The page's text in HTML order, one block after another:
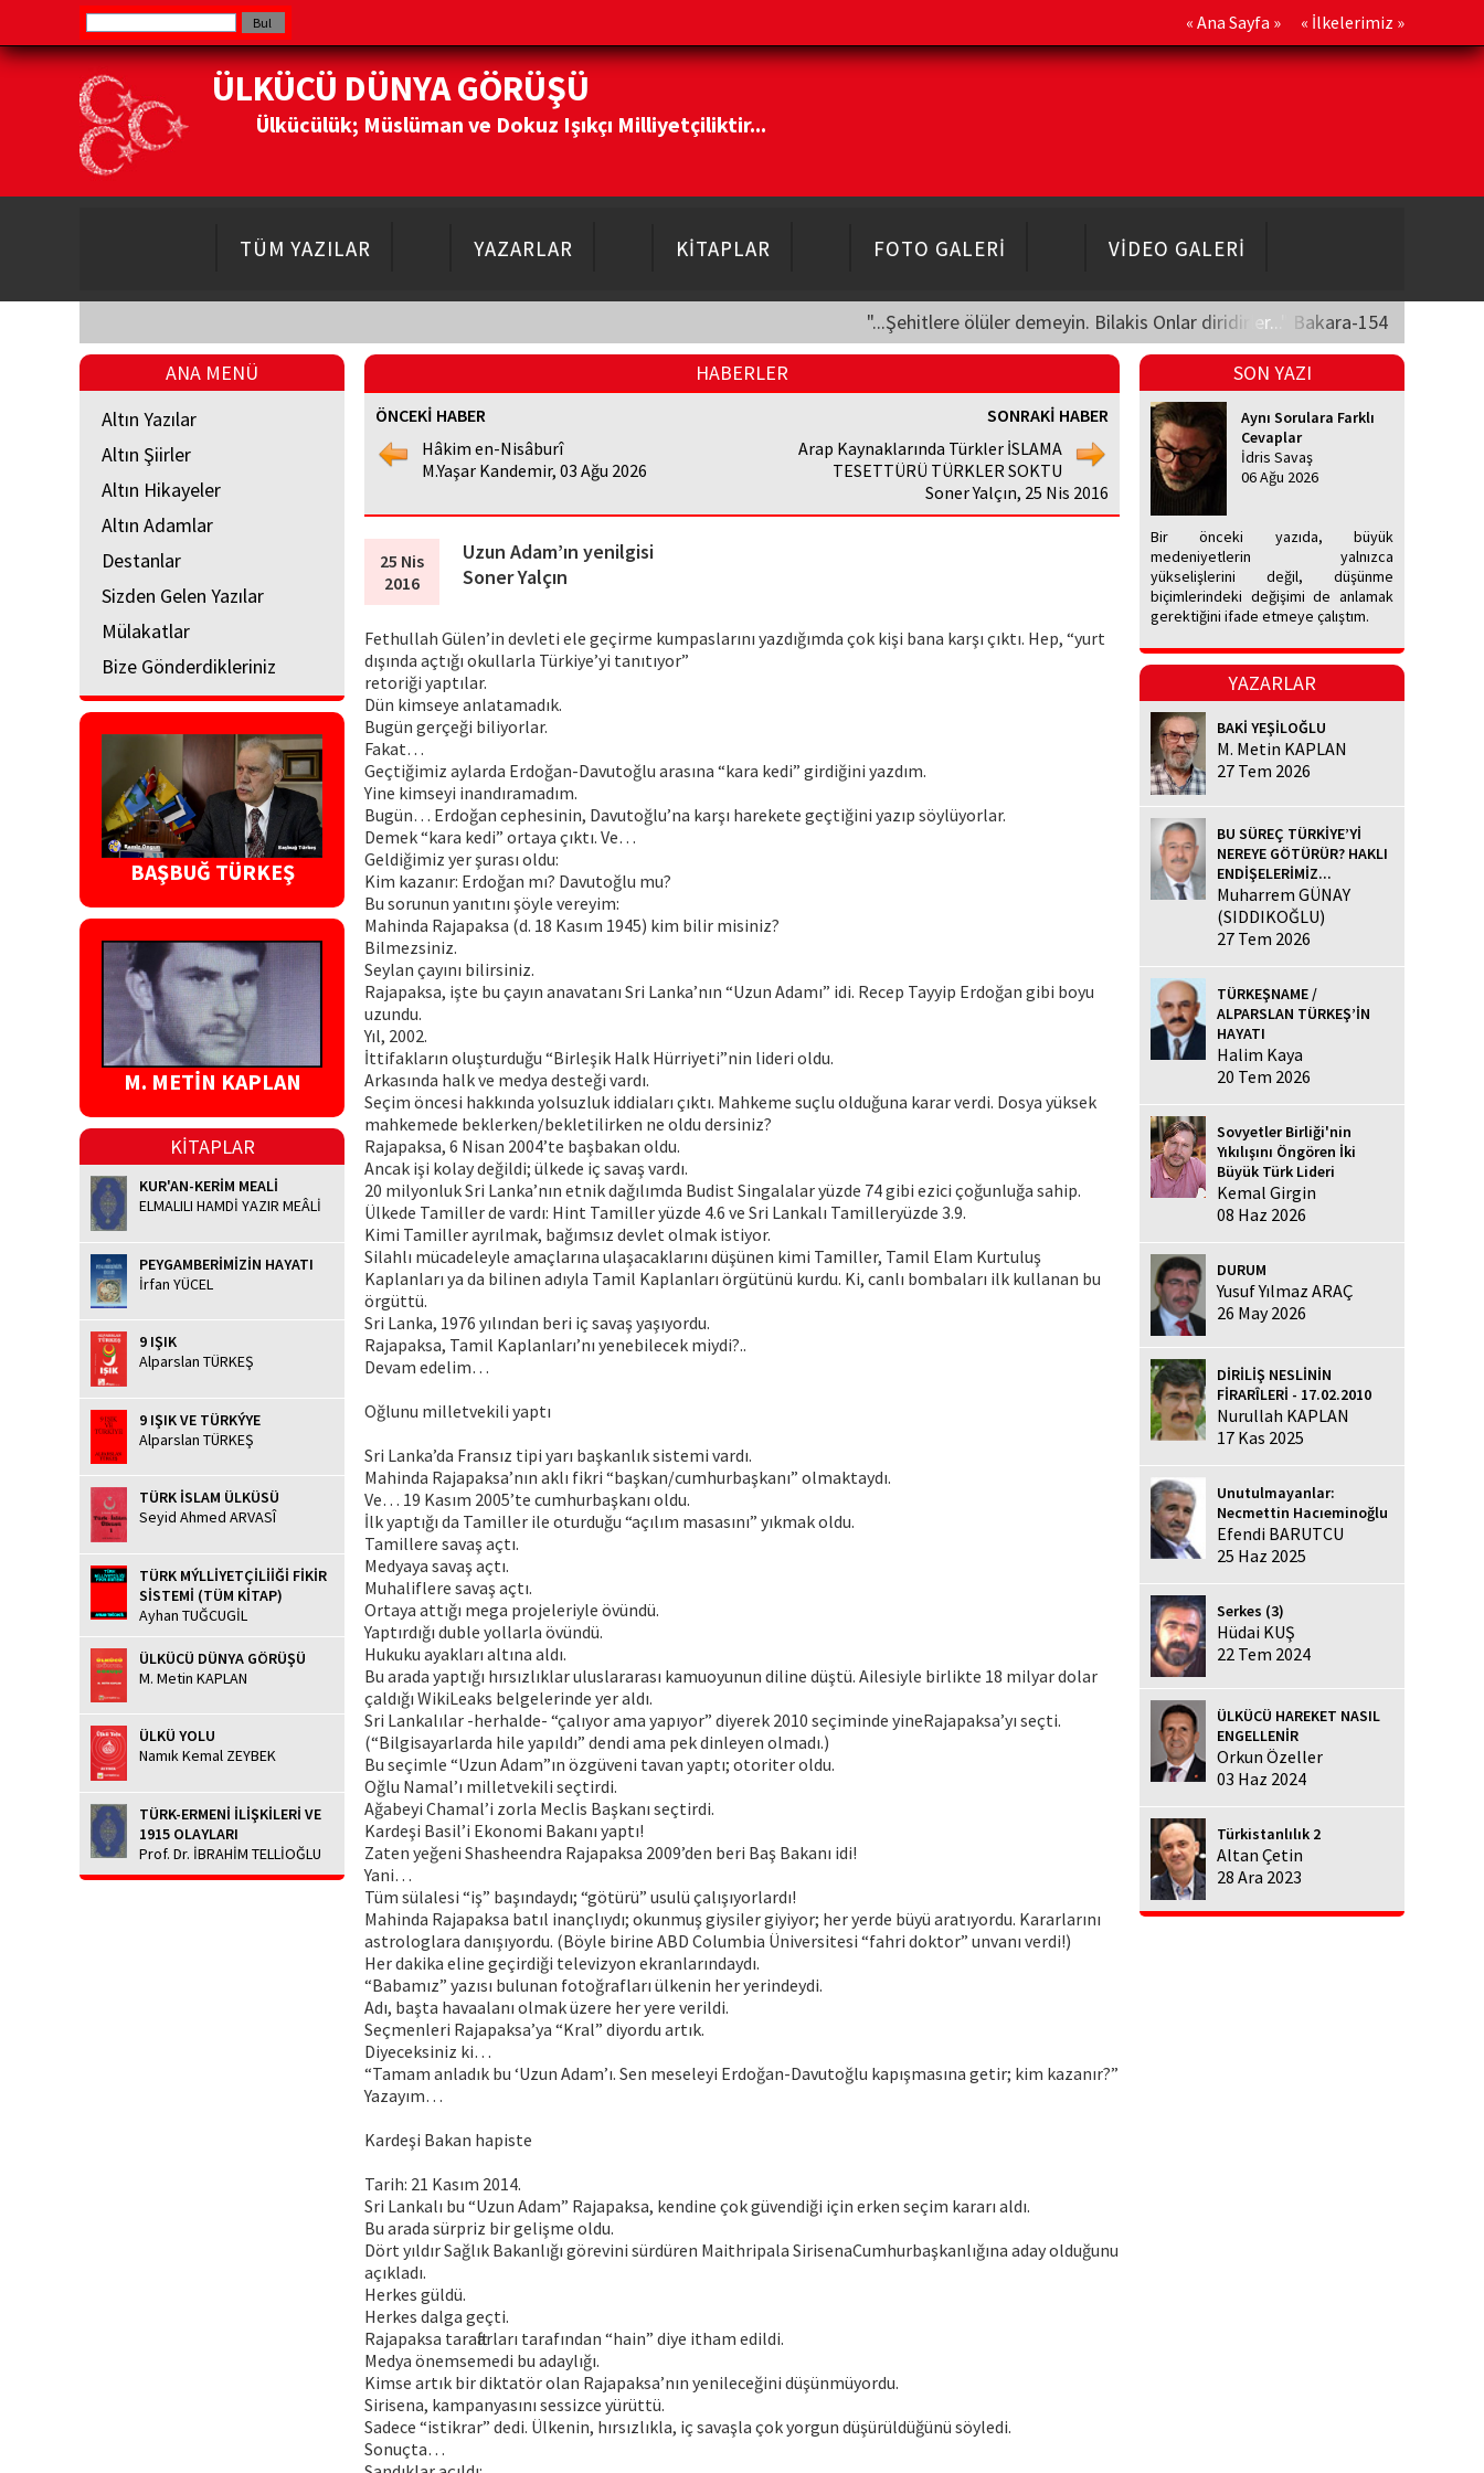
« Ana Sayfa » « İlkelerimiz »
ÜLKÜCÜ DÜNYA GÖRÜŞÜ
Ülkücülük; Müslüman ve Dokuz Işıkçı Milliyetçiliktir...
TÜM YAZILAR YAZARLAR KİTAPLAR FOTO GALERİ VİDEO GALERİ
"...Şehitlere ölüler demeyin. Bilakis Onlar diridirler..." Bakara-154
ANA MENÜ
Altın Yazılar
Altın Şiirler
Altın Hikayeler
Altın Adamlar
Destanlar
Sizden Gelen Yazılar
Mülakatlar
Bize Gönderdikleriniz
BAŞBUĞ TÜRKEŞ
M. METİN KAPLAN
KİTAPLAR
KUR'AN-KERİM MEALİ
ELMALILI HAMDİ YAZIR MEÂLİ
PEYGAMBERİMİZİN HAYATI
İrfan YÜCEL
9 IŞIK
Alparslan TÜRKEŞ
9 IŞIK VE TÜRKÝYE
Alparslan TÜRKEŞ
TÜRK İSLAM ÜLKÜSÜ
Seyid Ahmed ARVASÎ
TÜRK MÝLLİYETÇİLİİĞİ FİKİR
SİSTEMİ (TÜM KİTAP)
Ayhan TUĞCUGİL
ÜLKÜCÜ DÜNYA GÖRÜŞÜ
M. Metin KAPLAN
ÜLKÜ YOLU
Namık Kemal ZEYBEK
TÜRK-ERMENİ İLİŞKİLERİ VE
1915 OLAYLARI
Prof. Dr. İBRAHİM TELLİOĞLU
HABERLER
ÖNCEKİ HABER
Hâkim en-Nisâburî
M.Yaşar Kandemir, 03 Ağu 2026
SONRAKİ HABER
Arap Kaynaklarında Türkler İSLAMA
TESETTÜRÜ TÜRKLER SOKTU
Soner Yalçın, 25 Nis 2016
25 Nis
2016
Uzun Adam’ın yenilgisi
Soner Yalçın
Fethullah Gülen’in devleti ele geçirme kumpaslarını yazdığımda çok kişi bana karşı çıktı. Hep, “yurt
dışında açtığı okullarla Türkiye’yi tanıtıyor”
retoriği yaptılar.
Dün kimseye anlatamadık.
Bugün gerçeği biliyorlar.
Fakat…
Geçtiğimiz aylarda Erdoğan-Davutoğlu arasına “kara kedi” girdiğini yazdım.
Yine kimseyi inandıramadım.
Bugün… Erdoğan cephesinin, Davutoğlu’na karşı harekete geçtiğini yazıp söylüyorlar.
Demek “kara kedi” ortaya çıktı. Ve…
Geldiğimiz yer şurası oldu:
Kim kazanır: Erdoğan mı? Davutoğlu mu?
Bu sorunun yanıtını şöyle vereyim:
Mahinda Rajapaksa (d. 18 Kasım 1945) kim bilir misiniz?
Bilmezsiniz.
Seylan çayını bilirsiniz.
Rajapaksa, işte bu çayın anavatanı Sri Lanka’nın “Uzun Adamı” idi. Recep Tayyip Erdoğan gibi boyu
uzundu.
Yıl, 2002.
İttifakların oluşturduğu “Birleşik Halk Hürriyeti”nin lideri oldu.
Arkasında halk ve medya desteği vardı.
Seçim öncesi hakkında yolsuzluk iddiaları çıktı. Mahkeme suçlu olduğuna karar verdi. Dosya yüksek
mahkemede beklerken/bekletilirken ne oldu dersiniz?
Rajapaksa, 6 Nisan 2004’te başbakan oldu.
Ancak işi kolay değildi; ülkede iç savaş vardı.
20 milyonluk Sri Lanka’nın etnik dağılımda Budist Singalalar yüzde 74 gibi ezici çoğunluğa sahip.
Ülkede Tamiller de vardı: Hint Tamiller yüzde 4.6 ve Sri Lankalı Tamilleryüzde 3.9.
Kimi Tamiller ayrılmak, bağımsız devlet olmak istiyor.
Silahlı mücadeleyle amaçlarına ulaşacaklarını düşünen kimi Tamiller, Tamil Elam Kurtuluş
Kaplanları ya da bilinen adıyla Tamil Kaplanları örgütünü kurdu. Ki, canlı bombaları ilk kullanan bu
örgüttü.
Sri Lanka, 1976 yılından beri iç savaş yaşıyordu.
Rajapaksa, Tamil Kaplanları’nı yenebilecek miydi?..
Devam edelim…
Oğlunu milletvekili yaptı
Sri Lanka’da Fransız tipi yarı başkanlık sistemi vardı.
Mahinda Rajapaksa’nın aklı fikri “başkan/cumhurbaşkanı” olmaktaydı.
Ve… 19 Kasım 2005’te cumhurbaşkanı oldu.
İlk yaptığı da Tamiller ile oturduğu “açılım masasını” yıkmak oldu.
Tamillere savaş açtı.
Medyaya savaş açtı.
Muhaliflere savaş açtı.
Ortaya attığı mega projeleriyle övündü.
Yaptırdığı duble yollarla övündü.
Hukuku ayakları altına aldı.
Bu arada yaptığı hırsızlıklar uluslararası kamuoyunun diline düştü. Ailesiyle birlikte 18 milyar dolar
çaldığı WikiLeaks belgelerinde yer aldı.
Sri Lankalılar -herhalde- “çalıyor ama yapıyor” diyerek 2010 seçiminde yineRajapaksa’yı seçti.
(“Bilgisayarlarda hile yapıldı” dendi ama pek dinleyen olmadı.)
Bu seçimle “Uzun Adam”ın özgüveni tavan yaptı; otoriter oldu.
Oğlu Namal’ı milletvekili seçtirdi.
Ağabeyi Chamal’i zorla Meclis Başkanı seçtirdi.
Kardeşi Basil’i Ekonomi Bakanı yaptı!
Zaten yeğeni Shasheendra Rajapaksa 2009’den beri Baş Bakanı idi!
Yani…
Tüm sülalesi “iş” başındaydı; “götürü” usulü çalışıyorlardı!
Mahinda Rajapaksa batıl inançlıydı; okunmuş giysiler giyiyor; her yerde büyü aratıyordu. Kararlarını
astrologlara danışıyordu. (Böyle birine ABD Columbia Üniversitesi “fahri doktor” unvanı verdi!)
Her dakika eline geçirdiği televizyon ekranlarındaydı.
“Babamız” yazısı bulunan fotoğrafları ülkenin her yerindeydi.
Adı, başta havaalanı olmak üzere her yere verildi.
Seçmenleri Rajapaksa’ya “Kral” diyordu artık.
Diyeceksiniz ki…
“Tamam anladık bu ‘Uzun Adam’ı. Sen meseleyi Erdoğan-Davutoğlu kapışmasına getir; kim kazanır?”
Yazayım…
Kardeşi Bakan hapiste
Tarih: 21 Kasım 2014.
Sri Lankalı bu “Uzun Adam” Rajapaksa, kendine çok güvendiği için erken seçim kararı aldı.
Bu arada sürpriz bir gelişme oldu.
Dört yıldır Sağlık Bakanlığı görevini sürdüren Maithripala SirisenaCumhurbaşkanlığına aday olduğunu
açıkladı.
Herkes güldü.
Herkes dalga geçti.
Rajapaksa taraftarları tarafından “hain” diye itham edildi.
Medya önemsemedi bu adaylığı.
Kimse artık bir diktatör olan Rajapaksa’nın yenileceğini düşünmüyordu.
Sirisena, kampanyasını sessizce yürüttü.
Sadece “istikrar” dedi. Ülkenin, hırsızlıkla, iç savaşla çok yorgun düşürüldüğünü söyledi.
Sonuçta…
SON YAZI
Aynı Sorulara Farklı
Cevaplar
İdris Savaş
06 Ağu 2026
Bir önceki yazıda, büyük
medeniyetlerin yalnızca
yükselişlerini değil, düşünme
biçimlerindeki değişimi de anlamak
gerektiğini ifade etmeye çalıştım.
YAZARLAR
BAKİ YEŞİLOĞLU
M. Metin KAPLAN
27 Tem 2026
BU SÜREÇ TÜRKİYE’Yİ
NEREYE GÖTÜRÜR? HAKLI
ENDİŞELERİMİZ...
Muharrem GÜNAY
(SIDDIKOĞLU)
27 Tem 2026
TÜRKEŞNAME /
ALPARSLAN TÜRKEŞ’İN
HAYATI
Halim Kaya
20 Tem 2026
Sovyetler Birliği'nin
Yıkılışını Öngören İki
Büyük Türk Lideri
Kemal Girgin
08 Haz 2026
DURUM
Yusuf Yılmaz ARAÇ
26 May 2026
DİRİLİŞ NESLİNİN
FİRARÎLERİ - 17.02.2010
Nurullah KAPLAN
17 Kas 2025
Unutulmayanlar:
Necmettin Hacıeminoğlu
Efendi BARUTCU
25 Haz 2025
Serkes (3)
Hüdai KUŞ
22 Tem 2024
ÜLKÜCÜ HAREKET NASIL
ENGELLENİR
Orkun Özeller
03 Haz 2024
Türkistanlılık 2
Altan Çetin
28 Ara 2023